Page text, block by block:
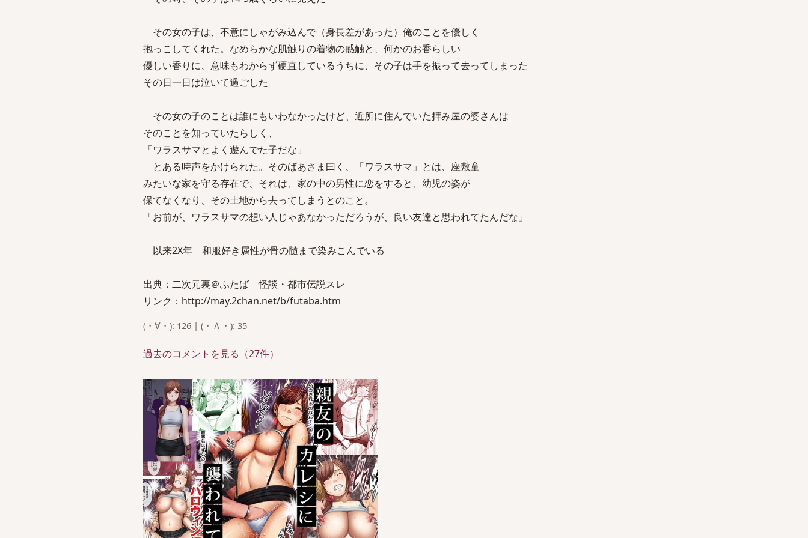
その女の子は、不意にしゃがみ込んで（身長差があった）俺のことを優しく
抱っこしてくれた。なめらかな肌触りの着物の感触と、何かのお香らしい
優しい香りに、意味もわからず硬直しているうちに、その子は手を振って去ってしまった
その日一日は泣いて過ごした
その女の子のことは誰にもいわなかったけど、近所に住んでいた拝み屋の婆さんは
そのことを知っていたらしく、
「ワラスサマとよく遊んでた子だな」
とある時声をかけられた。そのばあさま曰く、「ワラスサマ」とは、座敷童
みたいな家を守る存在で、それは、家の中の男性に恋をすると、幼児の姿が
保てなくなり、その土地から去ってしまうとのこと。
「お前が、ワラスサマの想い人じゃあなかっただろうが、良い友達と思われてたんだな」
以来2X年 和服好き属性が骨の髄まで染みこんでいる
出典：二次元裏＠ふたば 怪談・都市伝説スレ
リンク：http://may.2chan.net/b/futaba.htm
(・∀・): 126 | (・Ａ・): 35
過去のコメントを見る（27件）